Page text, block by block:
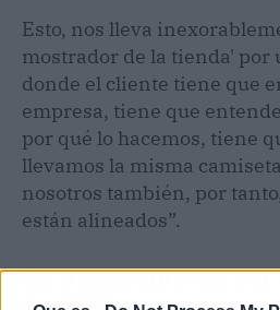
Esto, nos lleva
mostrador de la tienda' por
donde el cliente tiene que
empresa, tiene que
por qué lo hacemos, tiene
llevamos la misma
nosotros también, por
están alineados”.
La necesidad de
posible